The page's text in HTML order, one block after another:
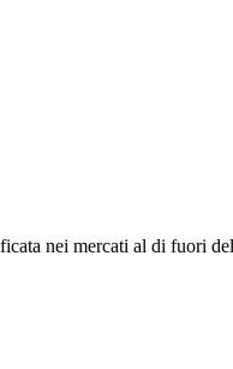
nei mercati al di fuori